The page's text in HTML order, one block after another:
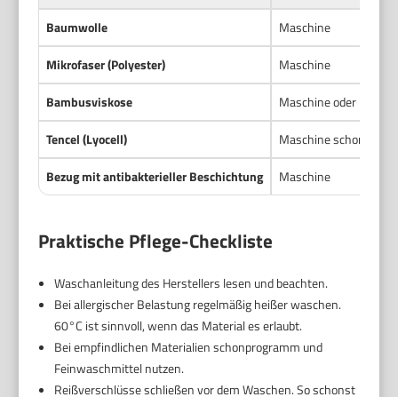
Baumwolle
Maschine
Mikrofaser (Polyester)
Maschine
Bambusviskose
Maschine oder Hand,
Tencel (Lyocell)
Maschine schonend
Bezug mit antibakterieller Beschichtung
Maschine
Praktische Pflege-Checkliste
Waschanleitung des Herstellers lesen und beachten.
Bei allergischer Belastung regelmäßig heißer waschen.
60°C ist sinnvoll, wenn das Material es erlaubt.
Bei empfindlichen Materialien schonprogramm und
Feinwaschmittel nutzen.
Reißverschlüsse schließen vor dem Waschen. So schonst